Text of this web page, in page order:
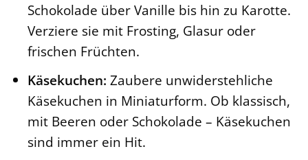
Schokolade über Vanille bis hin zu Karotte.
Verziere sie mit Frosting, Glasur oder
frischen Früchten.
Käsekuchen: Zaubere unwiderstehliche
Käsekuchen in Miniaturform. Ob klassisch,
mit Beeren oder Schokolade – Käsekuchen
sind immer ein Hit.